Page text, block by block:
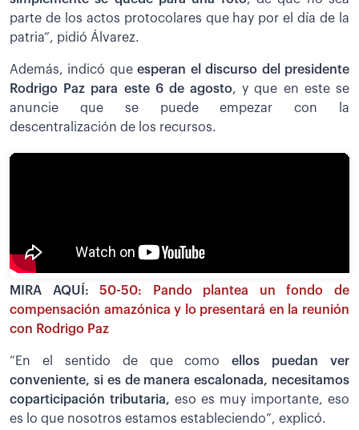
parte de los actos protocolares que hay por el día de la
patria”, pidió Álvarez.
Además, indicó queesperan el discurso del presidente
Rodrigo Paz para este 6 de agosto, y que en este se
anuncie que se puede empezar con la
descentralización de los recursos.
MIRA AQUÍ:50-50: Pando plantea un fondo de
compensación amazónica y lo presentará en la reunión
con Rodrigo Paz
“En el sentido de que como ellos puedan ver
conveniente, si es de manera escalonada, necesitamos
coparticipación tributaria, eso es muy importante, eso
es lo que nosotros estamos estableciendo”, explicó.